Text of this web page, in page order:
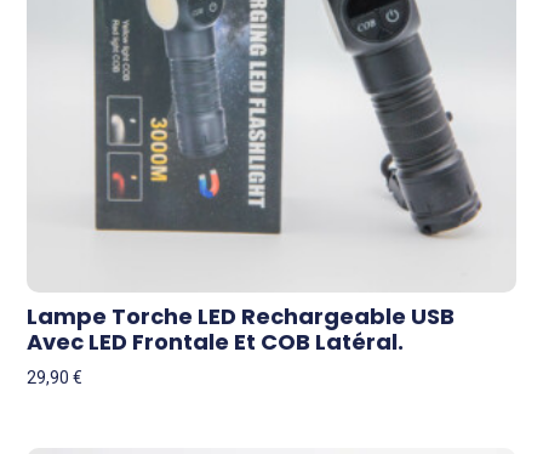
Lampe Torche LED Rechargeable USB
Avec LED Frontale Et COB Latéral.
29,90€